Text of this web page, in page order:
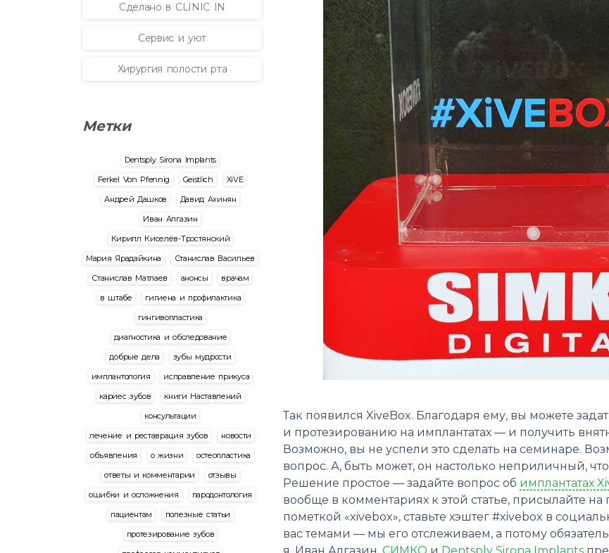
Сделано в CLINIC IN
Сервис и уют
Хирургия полости рта
Метки
Dentsply Sirona Implants
Ferkel Von Pfennig
Geistlich
XiVE
Андрей Дашков
Давид Ахинян
Иван Алгазин
Кирилл Киселёв-Тростянский
Мария Ярадайкина
Станислав Васильев
Станислав Матлаев
анонсы
врачам
в штабе
гигиена и профилактика
гингивопластика
диагностика и обследование
добрые дела
зубы мудрости
имплантология
исправление прикуса
кариес зубов
книги Наставлений
консультации
лечение и реставрация зубов
новости
объявления
о жизни
остеопластика
ответы и комментарии
отзывы
ошибки и осложнения
пародонтология
пациентам
полезные статьи
протезирование зубов
Так появился XiveBox. Благодаря ему, вы можете
и протезированию на имплантатах — и получить
Возможно, вы не успели это сделать на семинаре.
вопрос. А, быть может, он настолько неприличный,
Решение простое — задайте вопрос об имплантатах
вообще в комментариях к этой статье, присылайте на
пометкой «xivebox», ставьте хэштег #xivebox в
вас темами — мы его отслеживаем, а потому